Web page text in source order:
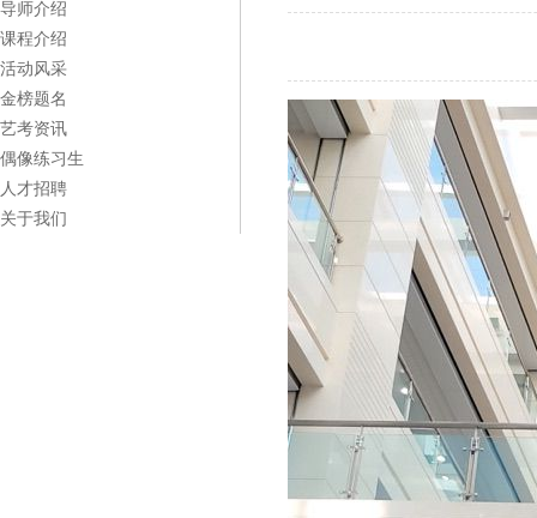
导师介绍
课程介绍
活动风采
金榜题名
艺考资讯
偶像练习生
人才招聘
关于我们